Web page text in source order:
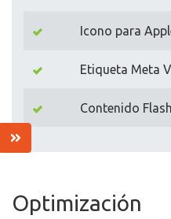
Icono para
Etiqueta Meta
Contenido Flash
Optimización